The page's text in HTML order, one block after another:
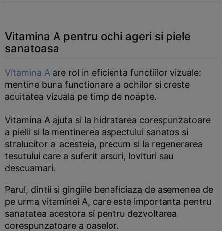
Vitamina A pentru ochi ageri si piele
sanatoasa
Vitamina A are rol in eficienta functiilor vizuale:
mentine buna functionare a ochilor si creste
acuitatea vizuala pe timp de noapte.
Vitamina A ajuta si la hidratarea corespunzatoare
a pielii si la mentinerea aspectului sanatos si
stralucitor al acesteia, precum si la regenerarea
tesutului care a suferit arsuri, lovituri sau
descuamari.
Parul, dintii si gingiile beneficiaza de asemenea de
pe urma vitaminei A, care este importanta pentru
sanatatea acestora si pentru dezvoltarea
corespunzatoare a oaselor.